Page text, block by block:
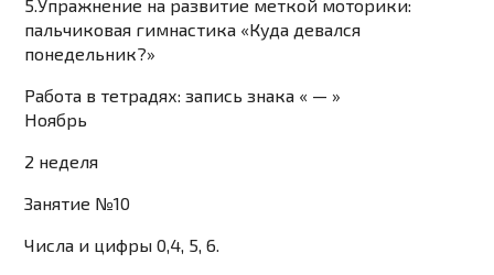
5.Упражнение на развитие меткой моторики:
пальчиковая гимнастика «Куда девался
понедельник?»
Работа в тетрадях: запись знака « — »
Ноябрь
2 неделя
Занятие №10
Числа и цифры 0,4, 5, 6.